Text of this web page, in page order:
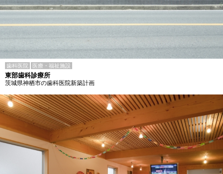
歯科医院 医療・福祉施設
東部歯科診療所
茨城県神栖市の歯科医院新築計画